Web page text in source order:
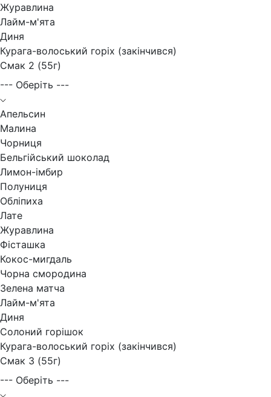
Журавлина
Лайм-м'ята
Диня
Курага-волоський горіх (закінчився)
Смак 2 (55г)
--- Оберіть ---
Апельсин
Малина
Чорниця
Бельгійський шоколад
Лимон-імбир
Полуниця
Обліпиха
Лате
Журавлина
Фісташка
Кокос-мигдаль
Чорна смородина
Зелена матча
Лайм-м'ята
Диня
Солоний горішок
Курага-волоський горіх (закінчився)
Смак 3 (55г)
--- Оберіть ---